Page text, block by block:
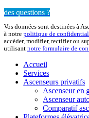
des questions ?
Vos données sont destinées à
à notre politique de
accéder, modifier, rectifier ou
utilisant notre formulaire de
Accueil
Services
Ascenseurs privatifs
Ascenseur en
Ascenseur
Comparatif